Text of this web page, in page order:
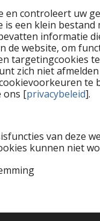
controleert uw
is een klein
informatie
website, om
targetingcookies
zich niet
ons [privacybeleid].
van deze
kunnen niet